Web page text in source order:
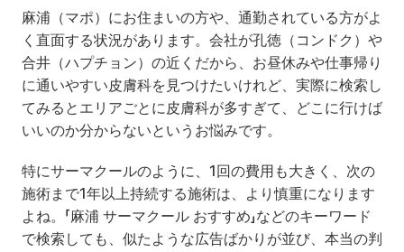
麻浦（マポ）にお住まいの方や、通勤されている方がよ
く直面する状況があります。会社が孔徳（コンドク）や
合井（ハプチョン）の近くだから、お昼休みや仕事帰り
に通いやすい皮膚科を見つけたいけれど、実際に検索し
てみるとエリアごとに皮膚科が多すぎて、どこに行けば
いいのか分からないというお悩みです。
特にサーマクールのように、1回の費用も大きく、次の
施術まで1年以上持続する施術は、より慎重になります
よね。「麻浦 サーマクール おすすめ」などのキーワード
で検索しても、似たような広告ばかりが並び、本当の判